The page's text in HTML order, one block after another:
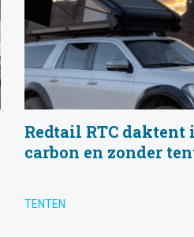
Redtail RTC daktent
carbon en zonder
TENTEN